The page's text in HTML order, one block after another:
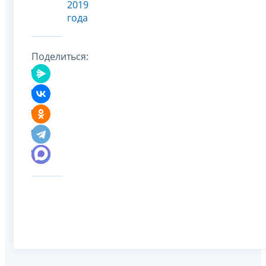
2019
года
Поделиться: